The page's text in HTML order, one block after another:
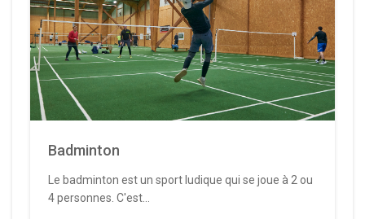
Badminton
Le badminton est un sport ludique qui se joue à 2 ou
4 personnes. C'est...